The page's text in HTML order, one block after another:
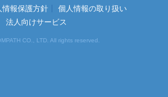
情報保護方針
個人情報の取り扱い
法人向けサービス
CO., LTD. All rights reserved.